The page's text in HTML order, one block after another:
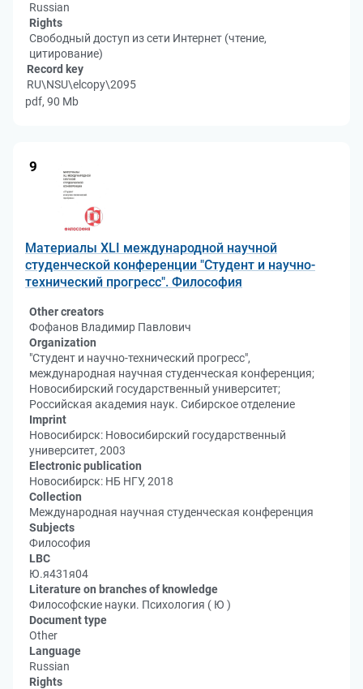
Russian
Rights
Свободный доступ из сети Интернет (чтение,
цитирование)
Record key
RU\NSU\elcopy\2095
pdf, 90 Mb
9
Материалы XLI международной научной
студенческой конференции "Студент и научно-
технический прогресс". Философия
Other creators
Фофанов Владимир Павлович
Organization
"Студент и научно-технический прогресс",
международная научная студенческая конференция;
Новосибирский государственный университет;
Российская академия наук. Сибирское отделение
Imprint
Новосибирск: Новосибирский государственный
университет, 2003
Electronic publication
Новосибирск: НБ НГУ, 2018
Collection
Международная научная студенческая конференция
Subjects
Философия
LBC
Ю.я431я04
Literature on branches of knowledge
Философские науки. Психология ( Ю )
Document type
Other
Language
Russian
Rights